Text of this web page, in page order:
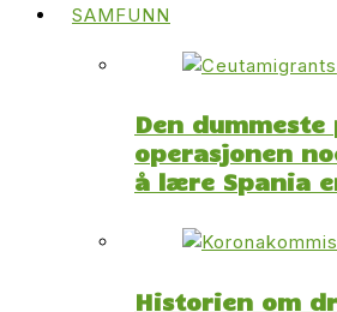
SAMFUNN
Den dummeste
operasjonen
å lære Spania
Historien om